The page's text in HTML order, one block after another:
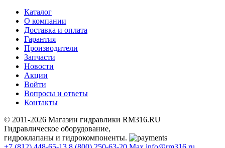
Каталог
О компании
Доставка и оплата
Гарантия
Производители
Запчасти
Новости
Акции
Войти
Вопросы и ответы
Контакты
© 2011-2026 Магазин гидравлики RM316.RU
Гидравлическое оборудование,
гидроклапаны и гидрокомпоненты.